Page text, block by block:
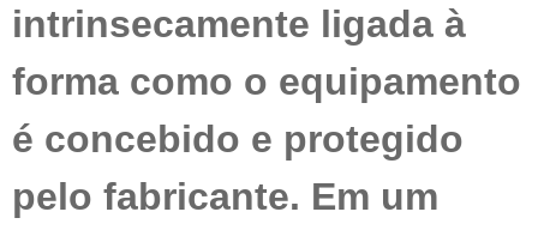
intrinsecamente ligada à
forma como o equipamento
é concebido e protegido
pelo fabricante. Em um